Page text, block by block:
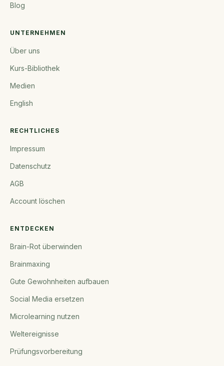
Blog
UNTERNEHMEN
Über uns
Kurs-Bibliothek
Medien
English
RECHTLICHES
Impressum
Datenschutz
AGB
Account löschen
ENTDECKEN
Brain-Rot überwinden
Brainmaxing
Gute Gewohnheiten aufbauen
Social Media ersetzen
Microlearning nutzen
Weltereignisse
Prüfungsvorbereitung